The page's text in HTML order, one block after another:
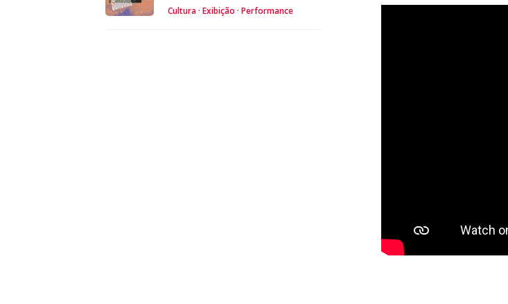
Cultura Exibição Performance